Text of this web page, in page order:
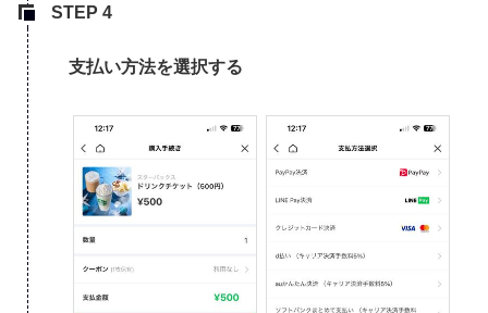
支払い方法を選択する